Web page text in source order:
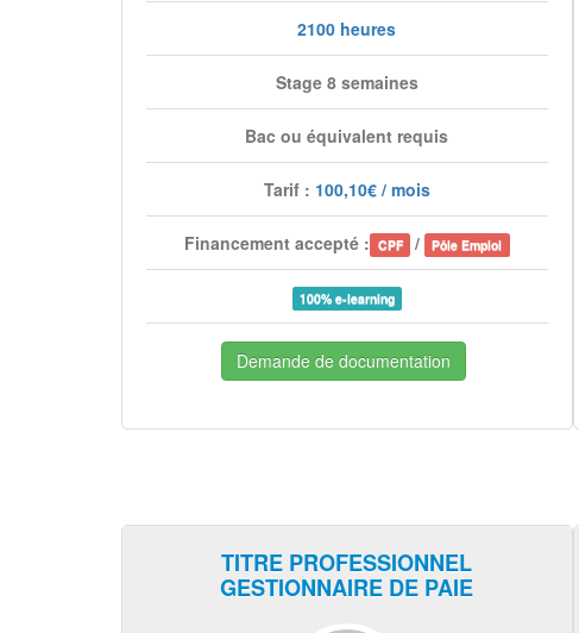
2100 heures
Stage 8 semaines
Bac ou équivalent requis
Tarif : 100,10€ / mois
Financement accepté : CPF / Pôle Emploi
100% e-learning
Demande de documentation
TITRE PROFESSIONNEL
GESTIONNAIRE DE PAIE